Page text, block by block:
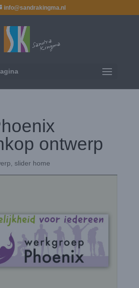
info@sandrakingma.nl
ontwerp
slider home